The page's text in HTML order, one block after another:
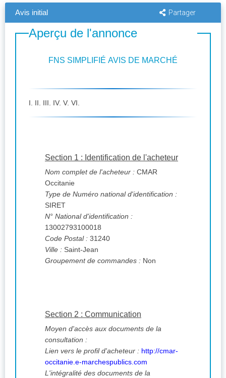
Avis initial Partager
Aperçu de l'annonce
FNS SIMPLIFIÉ AVIS DE MARCHÉ
I. II. III. IV. V. VI.
Section 1 : Identification de l'acheteur
Nom complet de l'acheteur : CMAR
Occitanie
Type de Numéro national d'identification :
SIRET
N° National d'identification :
13002793100018
Code Postal : 31240
Ville : Saint-Jean
Groupement de commandes : Non
Section 2 : Communication
Moyen d'accès aux documents de la
consultation :
Lien vers le profil d'acheteur : http://cmar-
occitanie.e-marchespublics.com
L'intégralité des documents de la